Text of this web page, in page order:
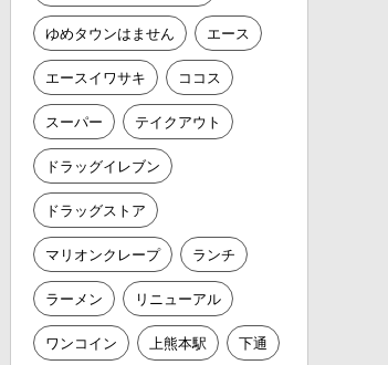
ゆめタウンはません エース
エースイワサキ ココス
スーパー テイクアウト
ドラッグイレブン
ドラッグストア
マリオンクレープ ランチ
ラーメン リニューアル
ワンコイン 上熊本駅 下通